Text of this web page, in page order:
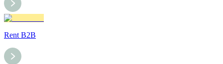
Rent B2B